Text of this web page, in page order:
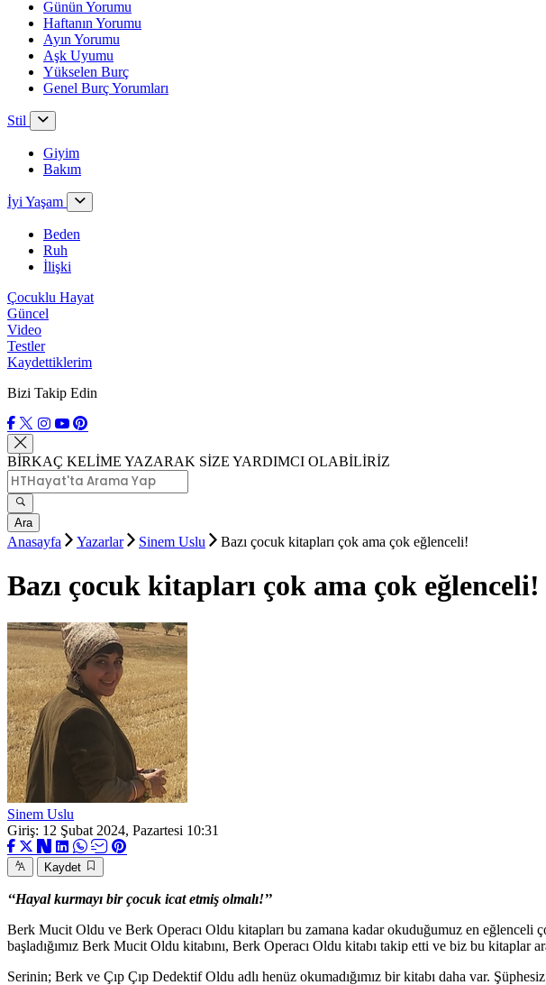
Günün Yorumu
Haftanın Yorumu
Ayın Yorumu
Aşk Uyumu
Yükselen Burç
Genel Burç Yorumları
Stil
Giyim
Bakım
İyi Yaşam
Beden
Ruh
İlişki
Çocuklu Hayat
Güncel
Video
Testler
Kaydettiklerim
Bizi Takip Edin
BİRKAÇ KELİME YAZARAK SİZE YARDIMCI OLABİLİRİZ
Ara
Anasayfa Yazarlar Sinem Uslu Bazı çocuk kitapları çok ama çok eğlenceli!
Bazı çocuk kitapları çok ama çok eğlenceli!
Sinem Uslu
Giriş: 12 Şubat 2024, Pazartesi 10:31
Kaydet
‘‘Hayal kurmayı bir çocuk icat etmiş olmalı!’’
Berk Mucit Oldu ve Berk Operacı Oldu kitapları bu zamana kadar okuduğumuz en eğlenceli
başladığımız Berk Mucit Oldu kitabını, Berk Operacı Oldu kitabı takip etti ve biz bu kitaplar
Serinin; Berk ve Çıp Çıp Dedektif Oldu adlı henüz okumadığımız bir kitabı daha var.